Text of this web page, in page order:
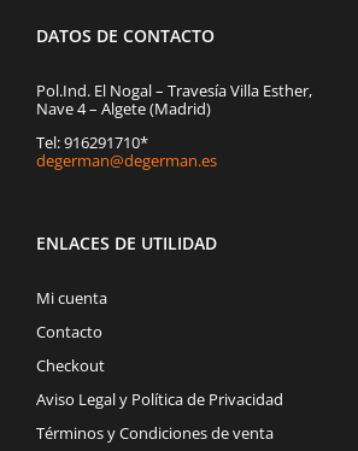
DATOS DE CONTACTO
Pol.Ind. El Nogal – Travesía Villa Esther,
Nave 4 – Algete (Madrid)
Tel: 916291710*
degerman@degerman.es
ENLACES DE UTILIDAD
Mi cuenta
Contacto
Checkout
Aviso Legal y Política de Privacidad
Términos y Condiciones de venta